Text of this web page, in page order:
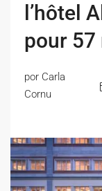
l’hôtel
pour 57
por Carla
Cornu